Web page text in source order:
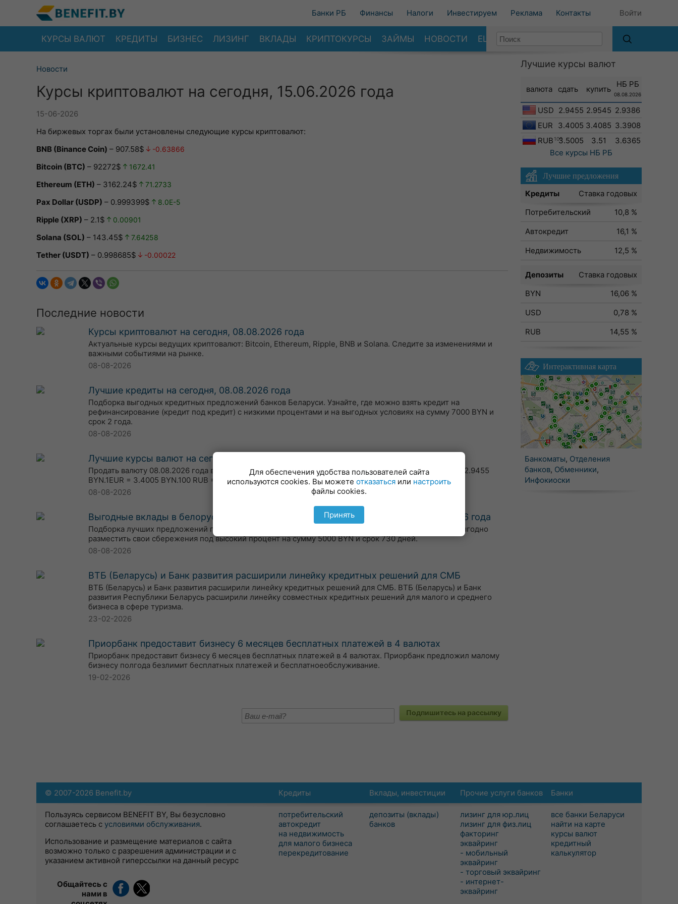
Банки РБ Финансы Налоги Инвестируем Реклама Контакты Войти
КУРСЫ ВАЛЮТ КРЕДИТЫ БИЗНЕС ЛИЗИНГ ВКЛАДЫ КРИПТОКУРСЫ ЗАЙМЫ НОВОСТИ ЕЩЕ
Новости
Курсы криптовалют на сегодня, 15.06.2026 года
15-06-2026
На биржевых торгах были установлены следующие курсы криптовалют:
BNB (Binance Coin) – 907.58$ -0.63866
Bitcoin (BTC) – 92272$ 1672.41
Ethereum (ETH) – 3162.24$ 71.2733
Pax Dollar (USDP) – 0.999399$ 8.0E-5
Ripple (XRP) – 2.1$ 0.00901
Solana (SOL) – 143.45$ 7.64258
Tether (USDT) – 0.998685$ -0.00022
Последние новости
Курсы криптовалют на сегодня, 08.08.2026 года
Актуальные курсы ведущих криптовалют: Bitcoin, Ethereum, Ripple, BNB и Solana. Следите за изменениями и
важными событиями на рынке.
08-08-2026
Лучшие кредиты на сегодня, 08.08.2026 года
Подборка выгодных кредитных предложений банков Беларуси. Узнайте, где можно взять кредит на
рефинансирование (кредит под кредит) с низкими процентами и на выгодных условиях на сумму 7000 BYN и
срок 2 года.
08-08-2026
Лучшие курсы валют на сегодня, 08.08.2026 года
Продать валюту 08.08.2026 года в обменных пунктах можно по курсу (по состоянию на 8:00):1USD = 2.9455
BYN.1EUR = 3.4005 BYN.100 RUB = 3.5005 BYN.
08-08-2026
Выгодные вклады в белорусских рублях для физических лиц на сегодня, 08.08.2026 года
Подборка лучших предложений по вкладам в белорусских рублях в банках Беларуси. Узнайте, где выгодно
разместить свои сбережения под высокий процент на сумму 5000 BYN и срок 730 дней.
08-08-2026
ВТБ (Беларусь) и Банк развития расширили линейку кредитных решений для СМБ
ВТБ (Беларусь) и Банк развития расширили линейку кредитных решений для СМБ. ВТБ (Беларусь) и Банк
развития Республики Беларусь расширили линейку совместных кредитных решений для малого и среднего
бизнеса в сфере туризма.
23-02-2026
Приорбанк предоставит бизнесу 6 месяцев бесплатных платежей в 4 валютах
Приорбанк предоставит бизнесу 6 месяцев бесплатных платежей в 4 валютах. Приорбанк предложил малому
бизнесу полгода безлимит бесплатных платежей и бесплатноеобслуживание.
19-02-2026
Подпишитесь на рассылку
Лучшие курсы валют
валюта сдать купить
НБ РБ
08.08.2026
USD 2.9455 2.9545 2.9386
EUR
3.4005 3.4085 3.3908
RUB 1003.5005 3.51
3.6365
Все курсы НБ РБ
Лучшие предложения
Кредиты
Ставка годовых
Потребительский
10,8 %
Автокредит
16,1 %
Недвижимость
12,5 %
Депозиты
Ставка годовых
BYN
16,06 %
USD
0,78 %
RUB
14,55 %
Интерактивная карта
Банкоматы, Отделения
банков, Обменники,
Инфокиоски
Кредиты
потребительский
автокредит
на недвижимость
для малого бизнеса
перекредитование
Вклады, инвестиции
депозиты (вклады)
банков
Прочие услуги банков
лизинг для юр.лиц
лизинг для физ.лиц
факторинг
эквайринг
- мобильный
эквайринг
- торговый эквайринг
- интернет-
эквайринг
Банки
все банки Беларуси
найти на карте
курсы валют
кредитный
калькулятор
© 2007-2026 Benefit.by
Пользуясь сервисом BENEFIT BY, Вы безусловно
соглашаетесь с условиями обслуживания.
Использование и размещение материалов с сайта
возможно только с разрешения администрации и с
указанием активной гиперссылки на данный ресурс
Общайтесь с
нами в
Для обеспечения удобства пользователей сайта
используются cookies. Вы можете отказаться или настроить
файлы cookies.
Принять